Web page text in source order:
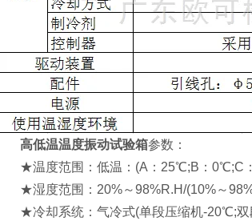
高低温温度振动试验箱参数：
★温度范围：低温：(A：25℃;B：0℃;C
★湿度范围：20%～98%R.H/(10%～
★冷却系统：气冷式(单段压缩机-20℃;双